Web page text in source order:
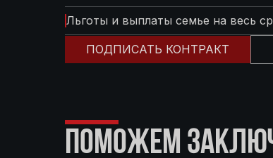
Льготы и выплаты семье на весь
ПОДПИСАТЬ КОНТРАКТ
ПОМОЖЕМ